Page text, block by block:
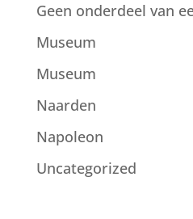
Geen onderdeel van
Museum
Museum
Naarden
Napoleon
Uncategorized